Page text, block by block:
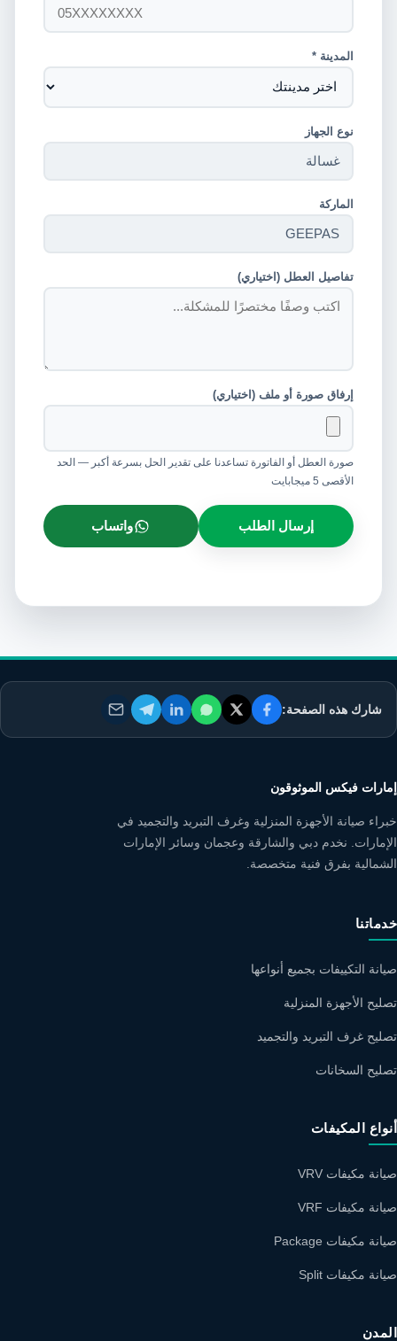
المدينة *
نوع الجهاز
الماركة
تفاصيل العطل (اختياري)
إرفاق صورة أو ملف (اختياري)
صورة العطل أو الفاتورة تساعدنا على تقدير الحل بسرعة أكبر — الحد
الأقصى 5 ميجابايت
إرسال الطلب واتساب
شارك هذه الصفحة:
إمارات فيكس الموثوقون
خبراء صيانة الأجهزة المنزلية وغرف التبريد والتجميد في
الإمارات. نخدم دبي والشارقة وعجمان وسائر الإمارات
الشمالية بفرق فنية متخصصة.
خدماتنا
صيانة التكييفات بجميع أنواعها
تصليح الأجهزة المنزلية
تصليح غرف التبريد والتجميد
تصليح السخانات
أنواع المكيفات
صيانة مكيفات VRV
صيانة مكيفات VRF
صيانة مكيفات Package
صيانة مكيفات Split
المدن